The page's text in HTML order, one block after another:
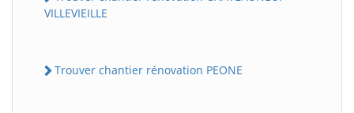
VILLEVIEILLE
Trouver chantier rénovation PEONE